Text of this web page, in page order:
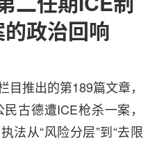
政治回响
推出的第189篇文章，
古德遭ICE枪杀一案，
法从“风险分层”到“去限